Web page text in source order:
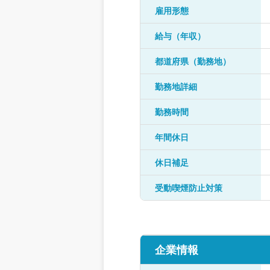
雇用形態
給与（年収）
都道府県（勤務地）
勤務地詳細
勤務時間
年間休日
休日補足
受動喫煙防止対策
企業情報